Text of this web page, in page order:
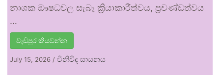
නාශක ඖෂධවල සැබෑ ක්‍රියාකාරීත්වය, ප්‍රචණ්ඩත්වය
…
වැඩිපුර කියවන්න
July 15, 2026 / විනිවිද සායනය